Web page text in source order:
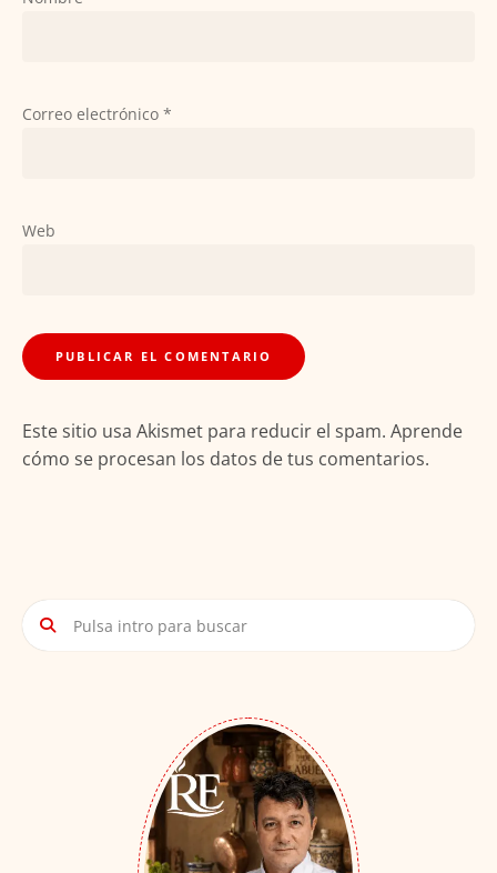
Correo electrónico *
Web
Este sitio usa Akismet para reducir el spam. Aprende
cómo se procesan los datos de tus comentarios.